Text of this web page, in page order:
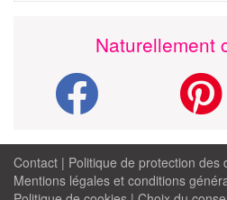
Naturellement
Contact | Politique de protection des
Mentions légales et conditions